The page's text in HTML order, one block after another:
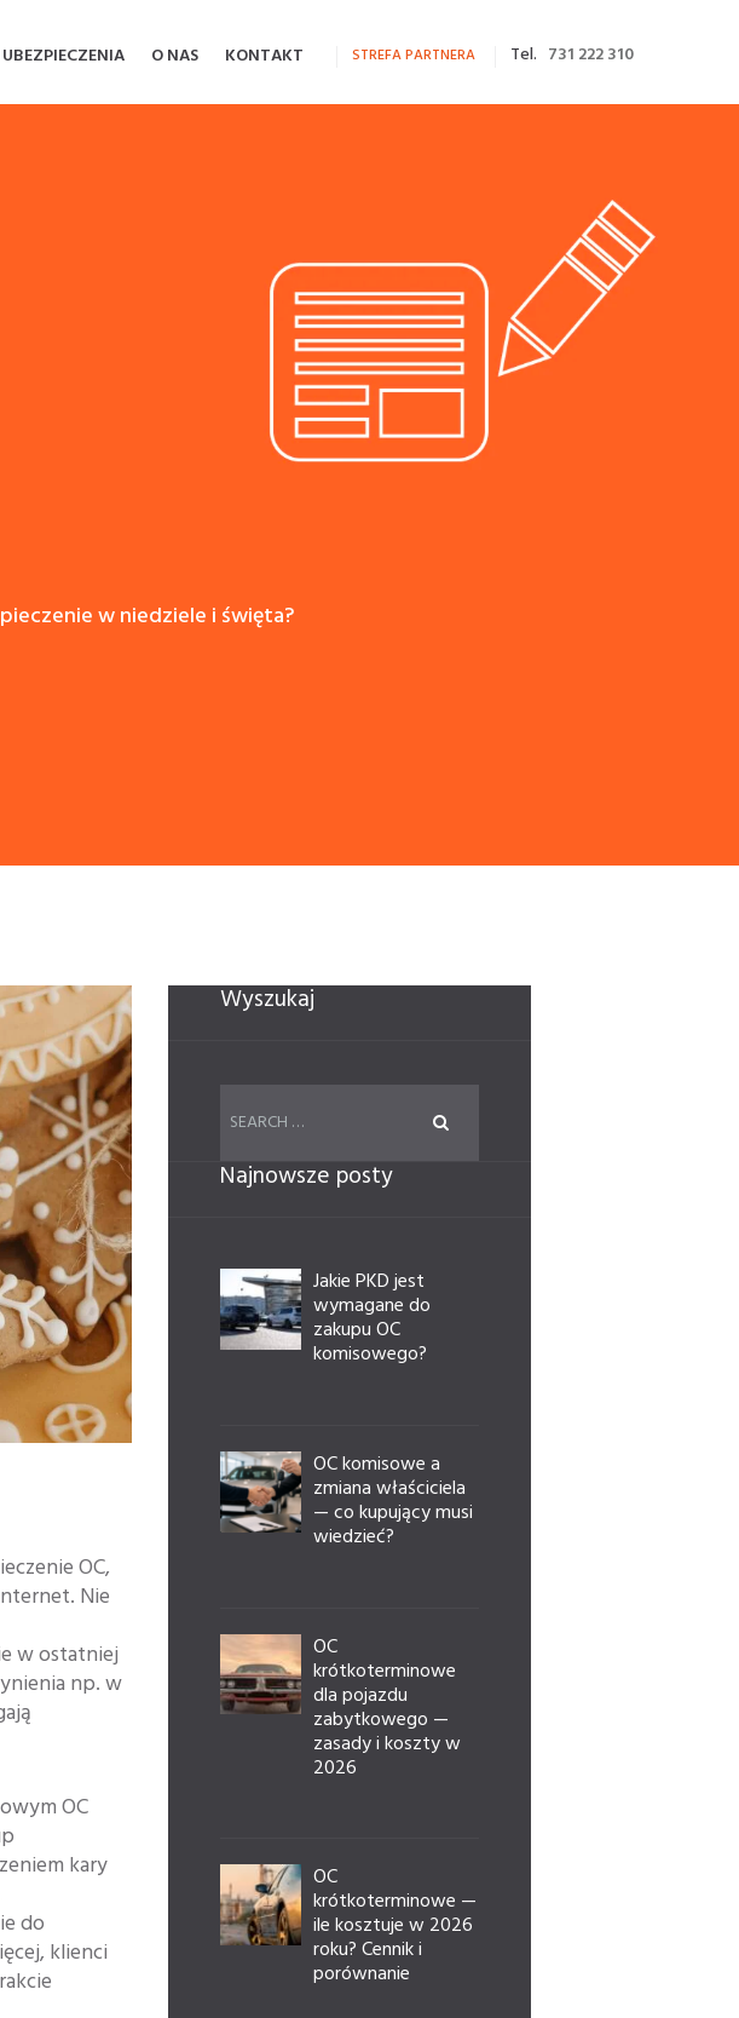
UBEZPIECZENIA O NAS KONTAKT Tel. 731 222 310
STREFA PARTNERA
w niedziele i święta?
OC,
Nie
w ostatniej
np. w
OC
kary
do
klienci
Wyszukaj
Najnowsze posty
Jakie PKD jest
wymagane do
zakupu OC
komisowego?
OC komisowe a
zmiana właściciela
— co kupujący musi
wiedzieć?
OC
krótkoterminowe
dla pojazdu
zabytkowego —
zasady i koszty w
2026
OC
krótkoterminowe —
ile kosztuje w 2026
roku? Cennik i
porównanie